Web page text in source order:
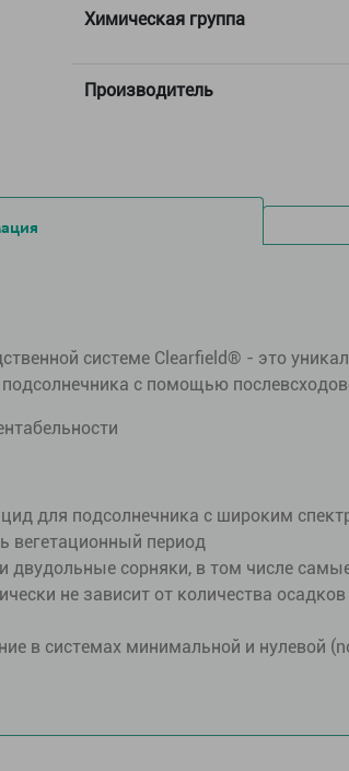
Химическая группа
Производитель
системе Clearfield® - это
с помощью
для подсолнечника с широким
вегетационный период
двудольные сорняки, в том числе
не зависит от количества
в системах минимальной и нулевой